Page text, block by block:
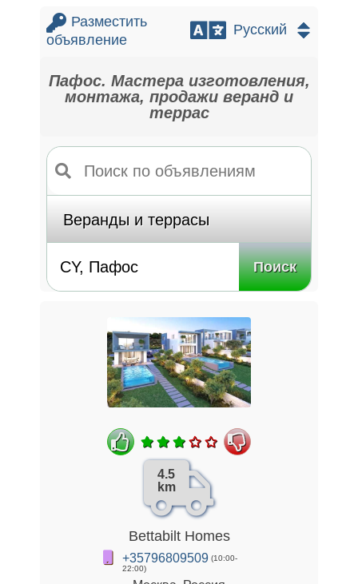
Разместить
объявление
Пафос. Мастера изготовления,
монтажа, продажи веранд и
террас
Поиск
4.5
km
Bettabilt Homes
+35796809509 (10:00-
22:00)